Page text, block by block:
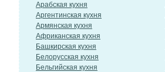
Арабская кухня
Аргентинская кухня
Армянская кухня
Африканская кухня
Башкирская кухня
Белорусская кухня
Бельгийская кухня